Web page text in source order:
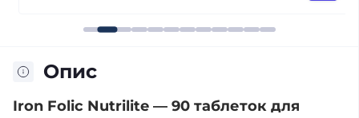
Опис
Iron Folic Nutrilite — 90 таблеток для